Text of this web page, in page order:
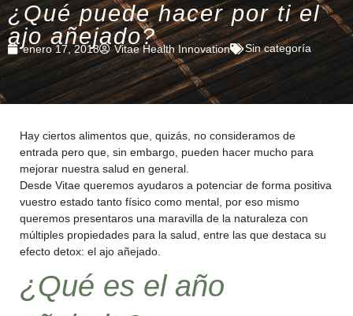
¿Qué puede hacer por ti el
ajo añejado?
enero 17, 2018 Vitae Health Innovation Sin categoría
Hay ciertos alimentos que, quizás, no consideramos de
entrada pero que, sin embargo, pueden hacer mucho para
mejorar nuestra salud en general.
Desde Vitae queremos ayudaros a potenciar de forma positiva
vuestro estado tanto físico como mental, por eso mismo
queremos presentaros una maravilla de la naturaleza con
múltiples propiedades para la salud, entre las que destaca su
efecto detox: el ajo añejado.
¿Qué es el año